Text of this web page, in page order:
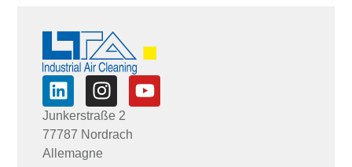
-
i
Junkerstraße 2
77787 Nordrach
Allemagne